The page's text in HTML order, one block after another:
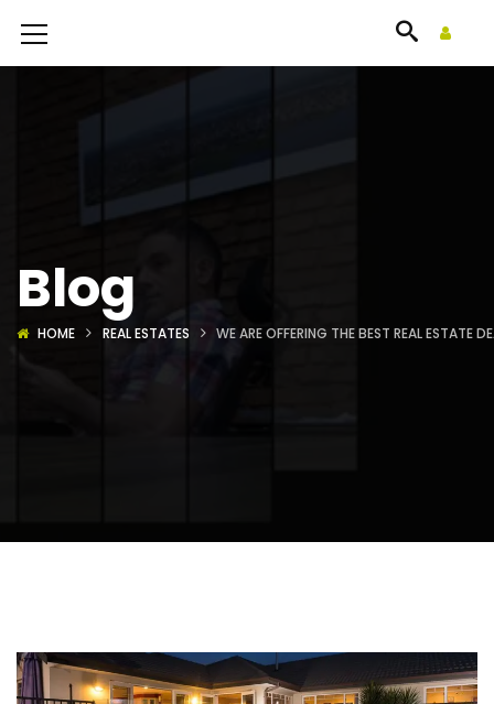
Blog
HOME REAL ESTATES WE ARE OFFERING THE BEST REAL ESTATE